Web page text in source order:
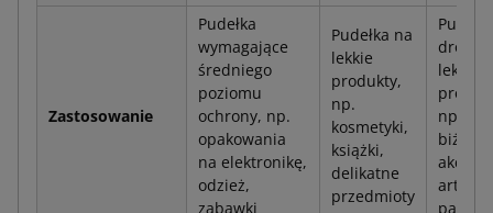
Zastosowanie
Pudełka
wymagające
średniego
poziomu
ochrony, np.
opakowania
na elektronikę,
odzież,
zabawki
Pudełka na
lekkie
produkty,
np.
kosmetyki,
książki,
delikatne
przedmioty
lekkie
np.